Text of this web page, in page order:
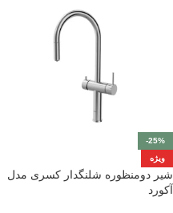
-25%
ویژه
شیر دومنظوره شلنگدار کسری مدل
آکورد